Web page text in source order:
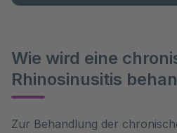
Wie wird eine
Rhinosinusitis
Zur Behandlung der